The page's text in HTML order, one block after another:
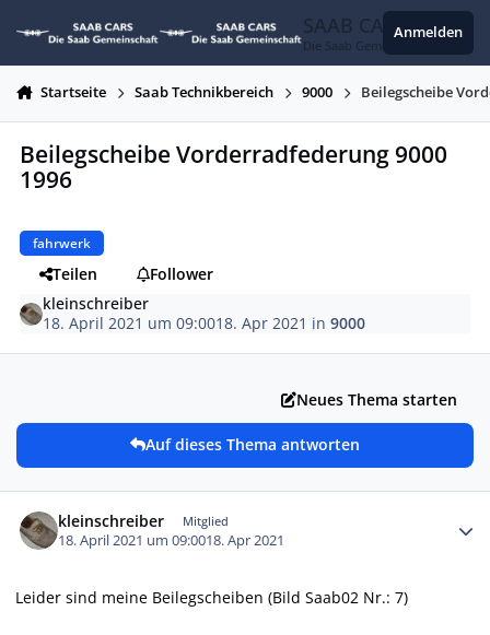
SAAB CARS
Die Saab Gemeinschaft
Anmelden
Startseite Saab Technikbereich 9000 Beilegscheibe
Beilegscheibe Vorderradfederung 9000
1996
fahrwerk
Teilen
Follower
kleinschreiber
18. April 2021 um 09:0018. Apr 2021 in9000
Neues Thema starten
Auf dieses Thema antworten
kleinschreiber Mitglied
18. April 2021 um 09:0018. Apr 2021
Leider sind meine Beilegscheiben (Bild Saab02 Nr.: 7)